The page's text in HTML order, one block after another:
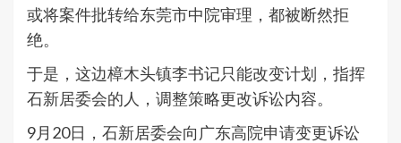
或将案件批转给东莞市中院审理，都被断然拒
绝。
于是，这边樟木头镇李书记只能改变计划，指挥
石新居委会的人，调整策略更改诉讼内容。
9月20日，石新居委会向广东高院申请变更诉讼